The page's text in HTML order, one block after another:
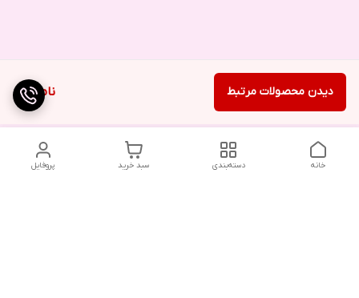
ناموجود دیدن محصولات مرتبط
پروفایل سبد خرید دسته‌بندی خانه